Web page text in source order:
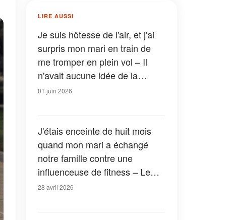
LIRE AUSSI
Je suis hôtesse de l'air, et j'ai
surpris mon mari en train de
me tromper en plein vol – Il
n'avait aucune idée de la
vengeance que j'avais prévue
01 juin 2026
J'étais enceinte de huit mois
quand mon mari a échangé
notre famille contre une
influenceuse de fitness – Le
cadeau que j'ai envoyé à leur
28 avril 2026